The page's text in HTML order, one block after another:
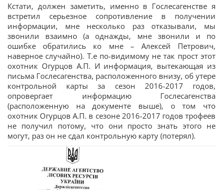
Кстати, должен заметить, именно в Гослесагенстве я
встретил серьезное сопротивление в получении
информации, мне несколько раз отказывали, мы
звонили взаимно (а однажды, мне звонили и по
ошибке обратились ко мне – Алексей Петрович,
наверное случайно). Т.е по-видимому не так прост этот
охотник Огурцов А.П. И информация, вытекающая из
письма Гослесагенства, расположенного внизу, об утере
контрольной карты за сезон 2016-2017 годов,
опровергает информацию Гослесагенства
(расположенную на документе выше), о том что
охотник Огурцов А.П. в сезоне 2016-2017 годов трофеев
не получил потому, что они просто знать этого не
могут, раз он не сдал контрольную карту (потерял).